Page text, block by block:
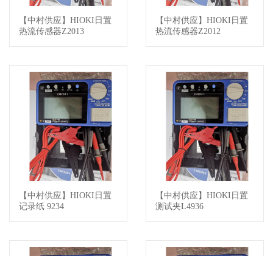
查看详情
【中村供应】HIOKI日置
热流传感器Z2013
查看详情
【中村供应】HIOKI日置
热流传感器Z2012
查看详情
【中村供应】HIOKI日置
记录纸 9234
查看详情
【中村供应】HIOKI日置
测试夹L4936